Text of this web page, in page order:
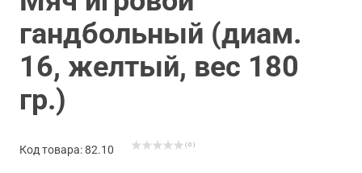
гандбольный (диам.
16, желтый, вес 180
гр.)
Код товара: 82.10 ( 0 )